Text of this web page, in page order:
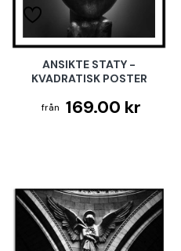
ANSIKTE STATY -
KVADRATISK POSTER
169.00 kr